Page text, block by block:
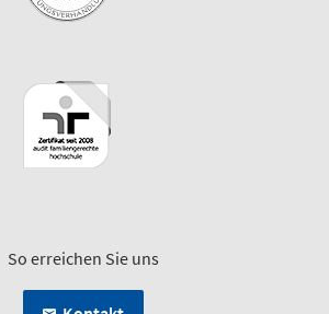
So erreichen Sie uns